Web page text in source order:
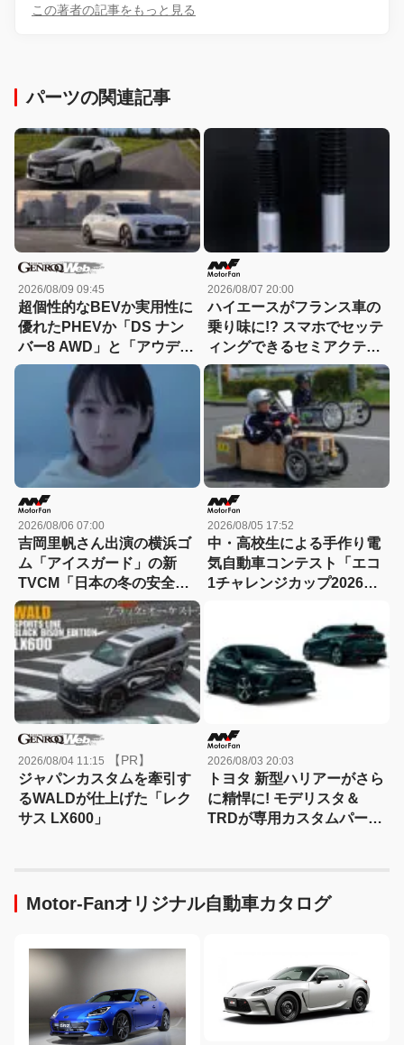
この著者の記事をもっと見る
パーツの関連記事
2026/08/09 09:45
超個性的なBEVか実用性に
優れたPHEVか「DS ナン
バー8 AWD」と「アウディ
A5 eハイブリッド」を比較
2026/08/07 20:00
ハイエースがフランス車の
乗り味に!? スマホでセッテ
ィングできるセミアクティ
ブサスペンション！カヤバ
『ActRide』が凄い
2026/08/06 07:00
吉岡里帆さん出演の横浜ゴ
ム「アイスガード」の新
TVCM「日本の冬の安全
は、スタッドレスタイヤが
守る。」が8月から放映開
始！
2026/08/05 17:52
中・高校生による手作り電
気自動車コンテスト「エコ
1チャレンジカップ2026」
2026/08/04 11:15 【PR】
ジャパンカスタムを牽引す
るWALDが仕上げた「レク
サス LX600」
2026/08/03 20:03
トヨタ 新型ハリアーがさら
に精悍に! モデリスタ＆
TRDが専用カスタムパーツ
Motor-Fanオリジナル自動車カタログ